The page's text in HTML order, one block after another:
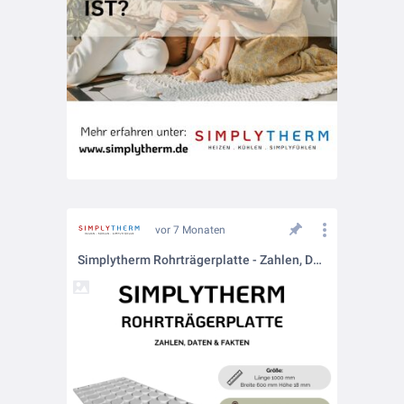
vor 7 Monaten
Simplytherm Rohrträgerplatte - Zahlen, Daten & Fakten